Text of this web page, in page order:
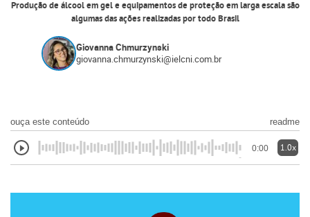
Produção de álcool em gel e equipamentos de proteção em larga escala são
algumas das ações realizadas por todo Brasil
Giovanna Chmurzynski
giovanna.chmurzynski@ielcni.com.br
ouça este conteúdo readme
0:00 1.0x